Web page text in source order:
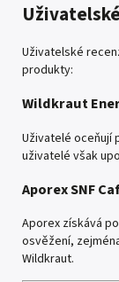
Uživatelské
produkty:
Wildkraut
Uživatelé oceňují
uživatelé však
Aporex SNF
Aporex získává
osvěžení,
Wildkraut.